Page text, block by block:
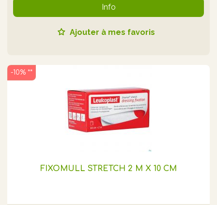
Info
Ajouter à mes favoris
FIXOMULL STRETCH 2 M X 10 CM
-10% **